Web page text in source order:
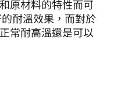
原材料的特性而可
耐溫效果，而對於
常耐高溫還是可以